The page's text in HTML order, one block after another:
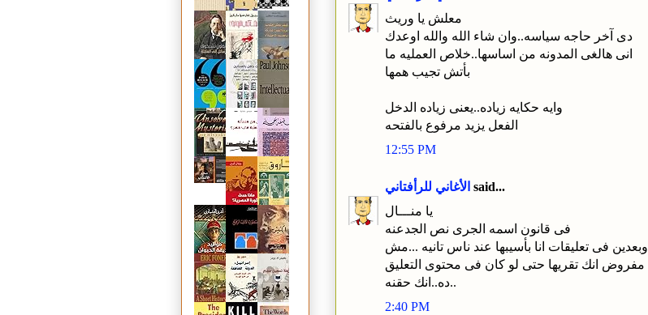
معلش يا وريث
دى آخر حاجه سياسه..وان شاء الله والله اوعدك
انى هالغى المدونه من اساسها..خلاص العمليه ما
بأتش تجيب همها
وايه حكايه زياده..يعنى زياده الدخل
الفعل يزيد مرفوع بالفتحه
12:55 PM
الأغاني للرأفتاني said...
يا منـــال
فى قانون اسمه الجرى نص الجدعنه
وبعدين فى تعليقات انا بأسيبها عند ناس تانيه ...مش
مفروض انك تقريها حتى لو كان فى محتوى التعليق
ده..انك حقنه..
2:40 PM